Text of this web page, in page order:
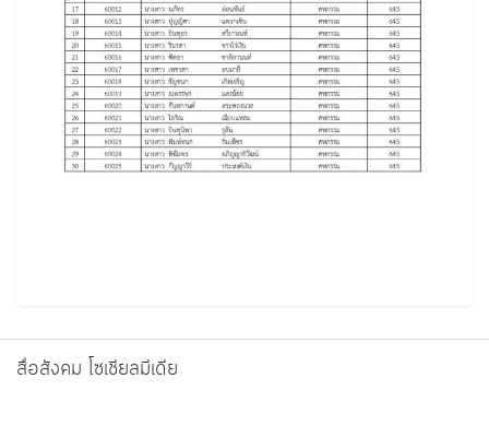
สื่อสังคม โซเชียลมีเดีย